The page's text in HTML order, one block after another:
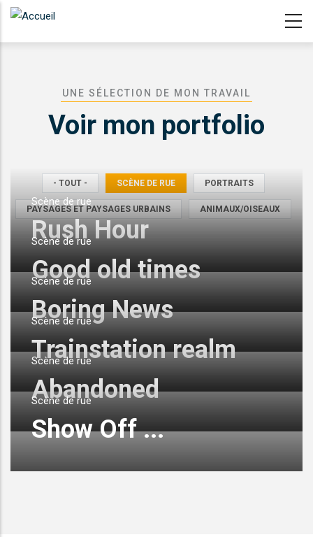
Aller
UNE SÉLECTION DE MON TRAVAIL
Voir mon portfolio
- TOUT - SCÈNE DE RUE PORTRAITS
PAYSAGES ET PAYSAGES URBAINS ANIMAUX/OISEAUX
Scène de rue
Rush Hour
Scène de rue
Good old times
Scène de rue
Boring News
Scène de rue
Trainstation realm
Scène de rue
Abandoned
Scène de rue
Show Off ...